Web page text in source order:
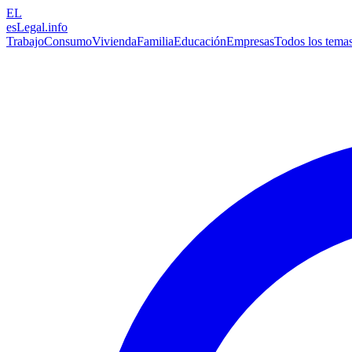
EL
esLegal.info
TrabajoConsumoViviendaFamiliaEducaciónEmpresasTodos los